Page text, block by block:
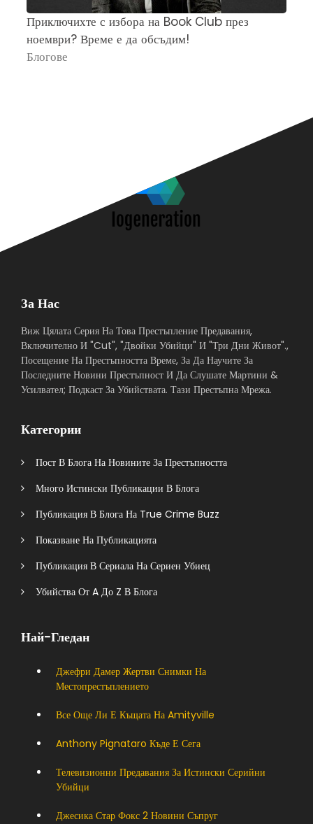
Приключихте с избора на Book Club през
ноември? Време е да обсъдим!
Блогове
За Нас
Виж Цялата Серия На Това Престъпление Предавания,
Включително И "Cut", "Двойки Убийци" И "Три Дни Живот".,
Посещение На Престъпността Време, За Да Научите За
Последните Новини Престъпност И Да Слушате Мартини &
Усилвател; Подкаст За Убийствата. Тази Престъпна Мрежа.
Категории
Пост В Блога На Новините За Престъпността
Много Истински Публикации В Блога
Публикация В Блога На True Crime Buzz
Показване На Публикацията
Публикация В Сериала На Сериен Убиец
Убийства От A До Z В Блога
Най-Гледан
Джефри Дамер Жертви Снимки На
Местопрестъплението
Все Още Ли Е Къщата На Amityville
Anthony Pignataro Къде Е Сега
Телевизионни Предавания За Истински Серийни
Убийци
Джесика Стар Фокс 2 Новини Съпруг